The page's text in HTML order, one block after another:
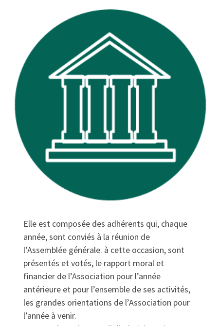
Elle est composée des adhérents qui, chaque
année, sont conviés à la réunion de
l’Assemblée générale. à cette occasion, sont
présentés et votés, le rapport moral et
financier de l’Association pour l’année
antérieure et pour l’ensemble de ses activités,
les grandes orientations de l’Association pour
l’année à venir.